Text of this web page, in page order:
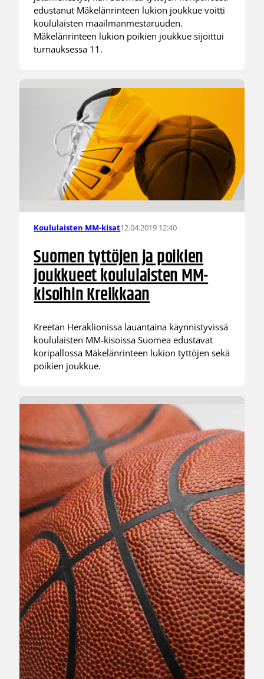
edustanut Mäkelänrinteen lukion joukkue voitti
koululaisten maailmanmestaruuden.
Mäkelänrinteen lukion poikien joukkue sijoittui
turnauksessa 11.
Koululaisten MM-kisat12.04.2019 12:40
Suomen tyttöjen ja poikien
joukkueet koululaisten MM-
kisoihin Kreikkaan
Kreetan Heraklionissa lauantaina käynnistyvissä
koululaisten MM-kisoissa Suomea edustavat
koripallossa Mäkelänrinteen lukion tyttöjen sekä
poikien joukkue.